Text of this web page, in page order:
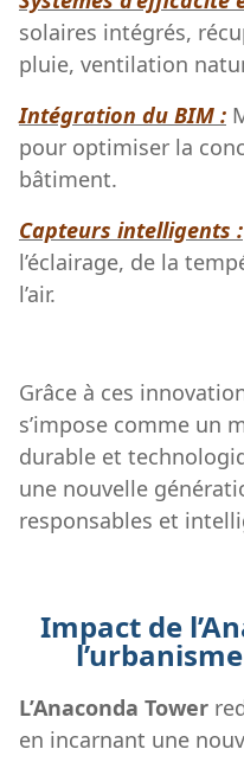
solaires intégrés,
pluie, ventilation
Intégration du BIM :
pour optimiser la
bâtiment.
Capteurs intelligents :
l’éclairage, de la
l’air.
Grâce à ces
s’impose comme un
durable et
une nouvelle
responsables et
Impact de
L’Anaconda Tower
en incarnant une